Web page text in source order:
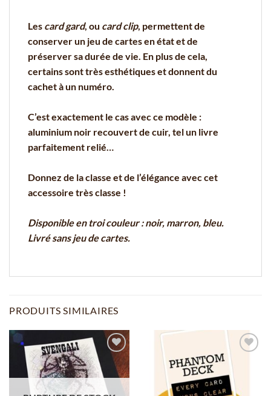
Les card gard, ou card clip, permettent de
conserver un jeu de cartes en état et de
préserver sa durée de vie. En plus de cela,
certains sont très esthétiques et donnent du
cachet à un numéro.
C’est exactement le cas avec ce modèle :
aluminium noir recouvert de cuir, tel un livre
parfaitement relié…
Donnez de la classe et de l’élégance avec cet
accessoire très classe !
Disponible en troi couleur : noir, marron, bleu.
Livré sans jeu de cartes.
PRODUITS SIMILAIRES
Ajouter
à la
wishlist